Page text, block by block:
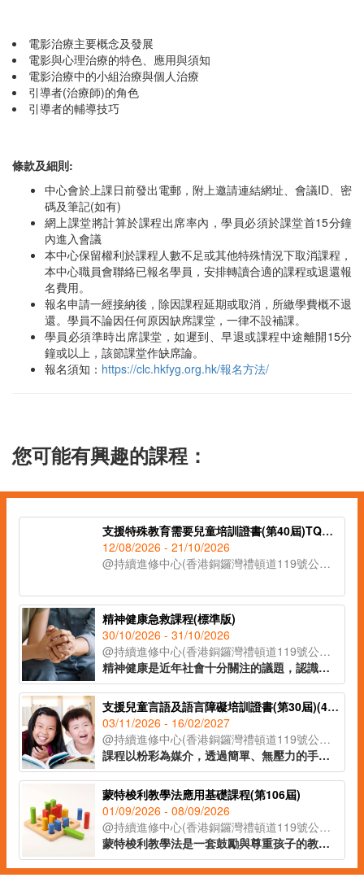
電影治療主要概念及發展
電影與心理治療的特色、應用與須知
電影治療中的小組治療與個人治療
引導者(治療師)的角色
引導者的輔導技巧
條款及細則:
中心會於上課日前發出電郵，附上邀請連結網址、會議ID、密
碼及筆記(如有)
網上課堂將計算於課程出席率內，學員必須於課堂首15分鐘
內進入會議
本中心保留權利於課程人數不足或其他特殊情況下取消課程，
本中心職員會聯絡已報名學員，安排轉讀合適的課程或退還報
名費用。
報名申請一經接納後，除因課程延期或取消，所繳學費概不退
還。學員不論因任何原因缺席課堂，一律不設補課。
學員必須準時出席課堂，如遲到、早退或課程中途離開15分
鐘或以上，該節課堂作缺席論。
報名須知： https://clc.hkfyg.org.hk/報名方法/
您可能有興趣的課程：
支援特殊教育需要兒童培訓證書(第40屆)TQUK證書申請
12/08/2026 - 21/10/2026
@持續進修中心(香港銅鑼灣禮頓道119號公理堂大樓21-23樓)
精神健康急救課程(標準版)
30/10/2026 - 31/10/2026
@持續進修中心(香港銅鑼灣禮頓道119號公理堂大樓21-23樓)
精神健康是近年社會十分關注的議題，認識精神健康急救知識，能夠助人自助，有效提升大眾的精神健康狀態。課程旨在教導學員如何辨識身邊人的精神健康問題、如何展開介入工作(ALGEE)，以及如何協助當事人運用社區資源，為受情緒或精神困擾的人士提供支援。
支援兒童言語及語言障礙培訓證書(第30屆)(41C154702)
03/11/2026 - 16/02/2027
@持續進修中心(香港銅鑼灣禮頓道119號公理堂大樓21-23樓)
課程以粉彩為媒介，透過簡單、無壓力的手指繪畫技巧，即使是零繪畫經驗的學員亦能輕鬆掌握。課程內容涵蓋和諧粉彩的起源、基礎技法、創作技巧與色彩心理學入門，並引導學員完成八幅具有主題意涵的創作作品。透過溫柔的粉彩色調與富啟發性的圖像構圖，讓學員在創作中感受內在平靜與情緒釋放，並學習如何運用藝術作為自我表達與情緒調節的工具，達致身心靈的平衡與和諧。
蒙特梭利教學法應用基礎課程(第106屆)
01/09/2026 - 08/09/2026
@持續進修中心(香港銅鑼灣禮頓道119號公理堂大樓21-23樓)
蒙特梭利教學法是一套鼓勵與尊重孩子的教學方法。透過現實環境和教學工具，讓孩子親身體驗，主動探索，發展個人潛能。課程教授家長及幼兒教育工作者認識兒童敏感期的特徵，按不同階段的學習特徵安排教學活動，讓學習獲得最大的成效。